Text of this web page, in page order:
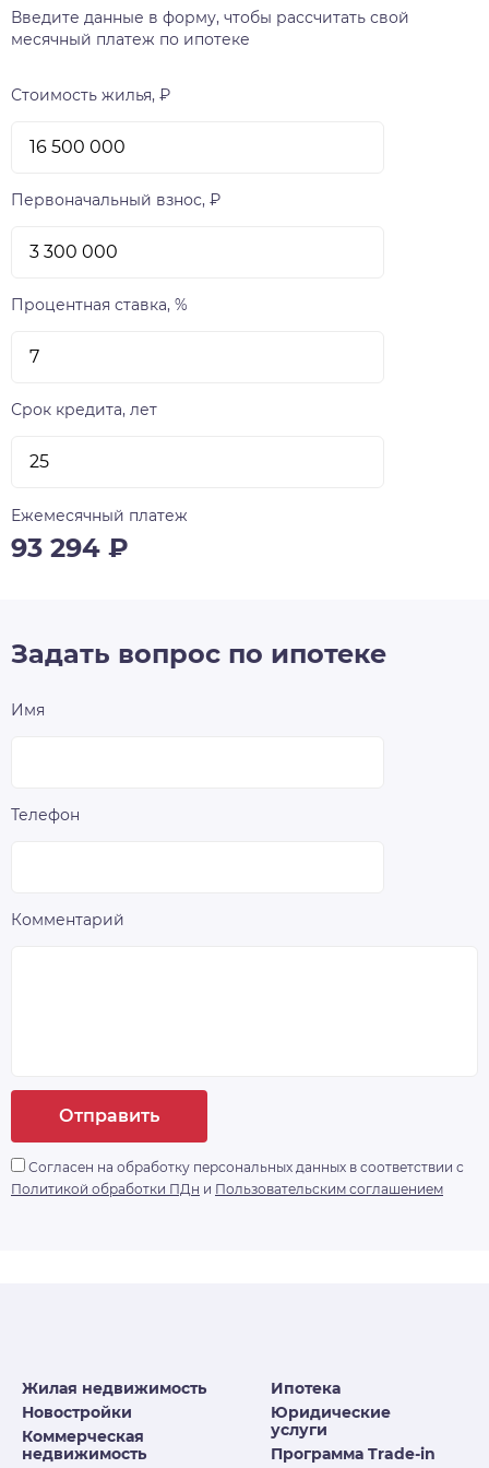
квартиры на этаже), двор без машин, детская
площадка, много парковочных мест. Рядом
Приезжайте на просмотр – это любовь с
Введите данные в форму, чтобы рассчитать свой
месячный платеж по ипотеке
Стоимость жилья, ₽
Первоначальный взнос, ₽
Процентная ставка, %
Срок кредита, лет
Ежемесячный платеж
93 294 ₽
Задать вопрос по ипотеке
Имя
Телефон
Комментарий
Отправить
Согласен на обработку персональных данных в соответствии с
Политикой обработки ПДн и Пользовательским соглашением
Жилая недвижимость
Новостройки
Коммерческая
недвижимость
Ипотека
Юридические
услуги
Программа Trade-in